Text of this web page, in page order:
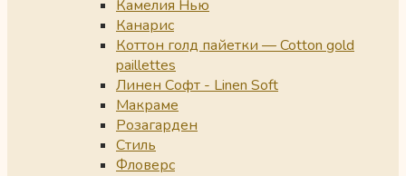
Камелия Нью
Канарис
Коттон голд пайетки — Cotton gold
paillettes
Линен Софт - Linen Soft
Макраме
Розагарден
Стиль
Фловерс